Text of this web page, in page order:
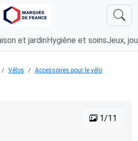
et jardin Hygiène et soinsJeux,
Vélos
Accessoires pour le vélo
1/11